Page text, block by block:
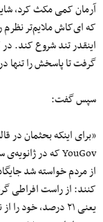
آرمان کمی مکث کرد،
که ای‌کاش ملایم‌تر
اینقدر تند‌ شروع کند.
گرفت تا پاسخش را تنها
سپس گفت:
«برای اینکه بحثمان در
از مردم خواسته شد
کنند: از راست افراطی